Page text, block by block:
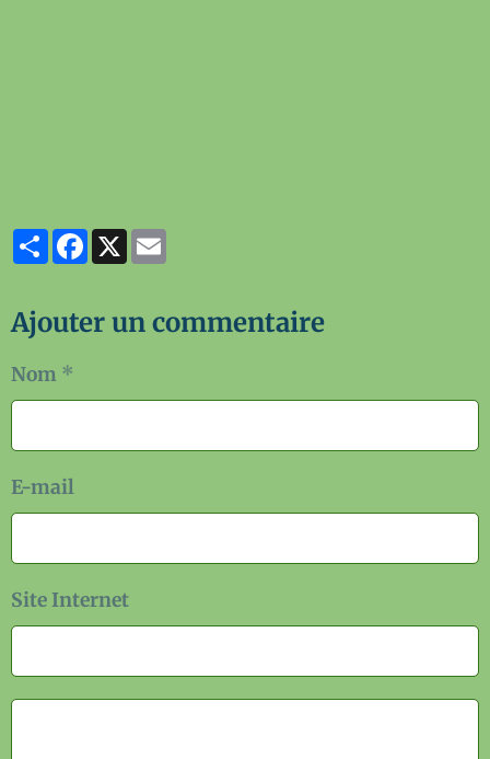
PartagerFacebook
X
Ajouter un commentaire
Nom
E-mail
Site Internet